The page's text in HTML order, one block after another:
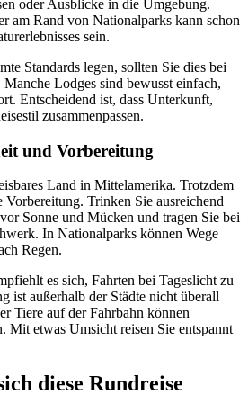
oder Ausblicke in die Umgebung.
am Rand von Nationalparks kann schon
sein.
Standards legen, sollten Sie dies bei
Lodges sind bewusst einfach,
Entscheidend ist, dass Unterkunft,
zusammenpassen.
und Vorbereitung
Land in Mittelamerika. Trotzdem
Trinken Sie ausreichend
Sonne und Mücken und tragen Sie bei
In Nationalparks können Wege
Regen.
es sich, Fahrten bei Tageslicht zu
ist außerhalb der Städte nicht überall
Tiere auf der Fahrbahn können
Mit etwas Umsicht reisen Sie entspannt
diese Rundreise